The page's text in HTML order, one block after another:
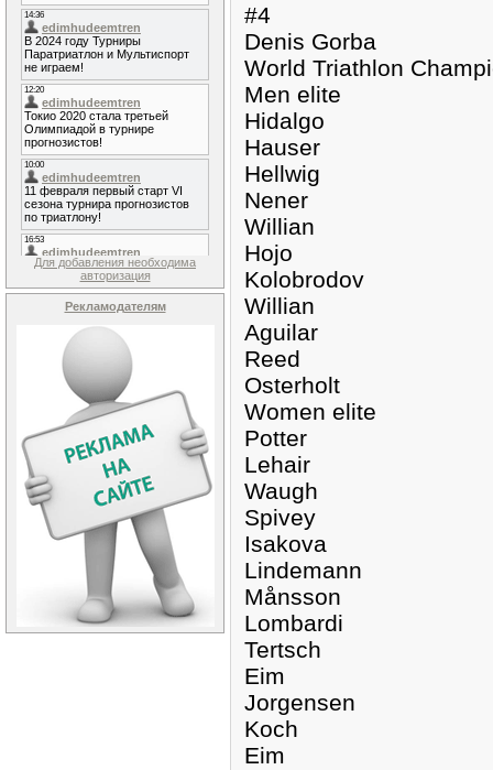
Для добавления необходима
авторизация
Рекламодателям
#4
Denis Gorba
World Triathlon
Men elite
Hidalgo
Hauser
Hellwig
Nener
Willian
Hojo
Kolobrodov
Willian
Aguilar
Reed
Osterholt
Women elite
Potter
Lehair
Waugh
Spivey
Isakova
Lindemann
Månsson
Lombardi
Tertsch
Eim
Jorgensen
Koch
Eim